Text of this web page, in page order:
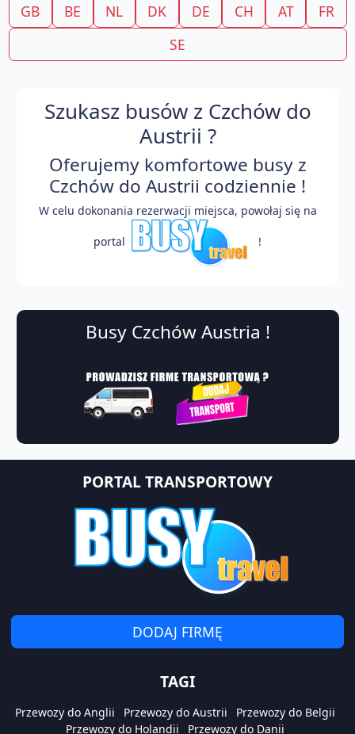
GB BE NL DK DE CH AT
FR
SE
Szukasz busów z Czchów do
Austrii ?
Oferujemy komfortowe busy z
Czchów do Austrii codziennie !
W celu dokonania rezerwacji miejsca, powołaj się na
portal !
Busy Czchów Austria !
PORTAL TRANSPORTOWY
DODAJ FIRMĘ
TAGI
Przewozy do Anglii Przewozy do Austrii
Przewozy do Belgii
Przewozy do Holandii
Przewozy do Danii